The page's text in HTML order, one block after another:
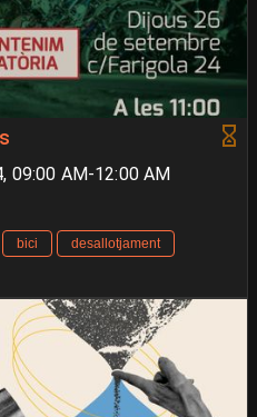
09:00 AM-12:00 AM
bici
desallotjament